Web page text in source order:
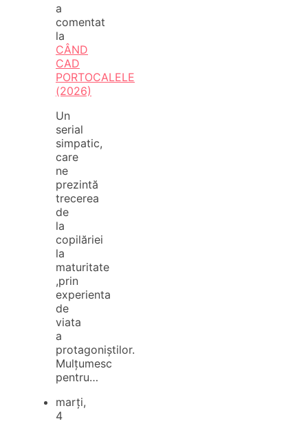
a
comentat
la
CÂND
CAD
PORTOCALELE
(2026)
Un
serial
simpatic,
care
ne
prezintă
trecerea
de
la
copilăriei
la
maturitate
,prin
experienta
de
viata
a
protagoniștilor.
Mulțumesc
pentru…
marți,
4